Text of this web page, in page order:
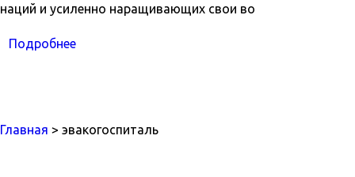
наций и усиленно наращивающих свои во
Подробнее
Главная > эвакогоспиталь